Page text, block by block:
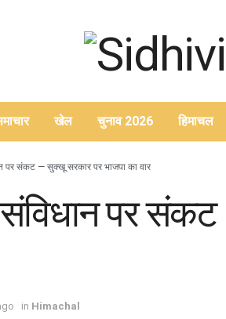
खेल चुनाव 2026 हिमाचल
पर संकट — सुक्खू सरकार पर भाजपा का वार
पर
in Himachal